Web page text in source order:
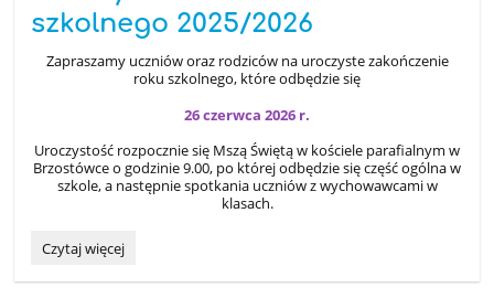
szkolnego 2025/2026
Zapraszamy uczniów oraz rodziców na uroczyste zakończenie
roku szkolnego, które odbędzie się
26 czerwca 2026 r.
Uroczystość rozpocznie się Mszą Świętą w kościele parafialnym w
Brzostówce o godzinie 9.00, po której odbędzie się część ogólna w
szkole, a następnie spotkania uczniów z wychowawcami w
klasach.
Uroczyste
roku
Czytaj więcej